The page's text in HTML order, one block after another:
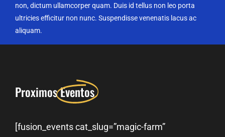
non, dictum ullamcorper quam. Duis id tellus non leo porta
ultricies efficitur non nunc. Suspendisse venenatis lacus ac
aliquam.
ProximosEventos
[fusion_events cat_slug=”magic-farm”